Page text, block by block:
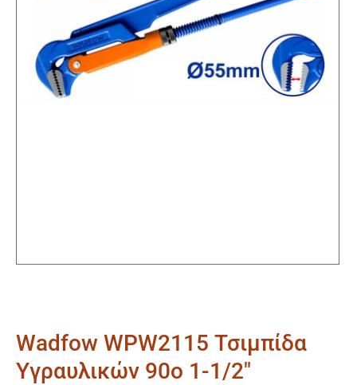
Wadfow WPW2115 Τσιμπίδα
Υγραυλικών 90ο 1-1/2″